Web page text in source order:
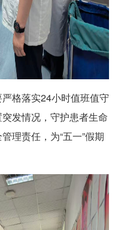
格落实24小时值班值守
发情况，守护患者生命
理责任，为“五一”假期